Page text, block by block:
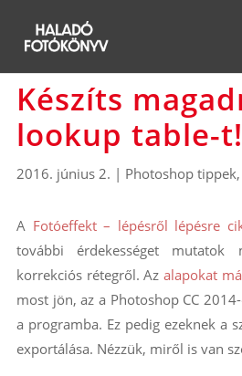
Készíts
lookup table-t!
2016. június 2. | Photoshop
A Fotóeffekt – lépésről lépésre
további érdekességet
korrekciós rétegről. Azalapokat
most jön, az a Photoshop CC
a programba. Ez pedig ezeknek a
exportálása. Nézzük, miről is van